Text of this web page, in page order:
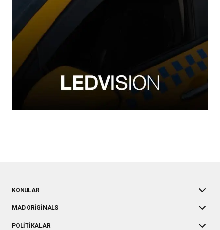
KONULAR
MAD ORIGINALS
POLITIKALAR